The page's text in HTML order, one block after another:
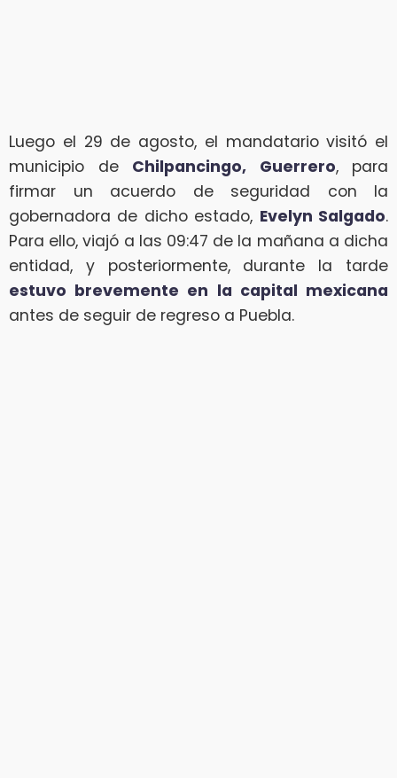
Luego el 29 de agosto, el mandatario visitó el
municipio de Chilpancingo, Guerrero, para
firmar un acuerdo de seguridad con la
gobernadora de dicho estado, Evelyn Salgado.
Para ello, viajó a las 09:47 de la mañana a dicha
entidad, y posteriormente, durante la tarde
estuvo brevemente en la capital mexicana
antes de seguir de regreso a Puebla.